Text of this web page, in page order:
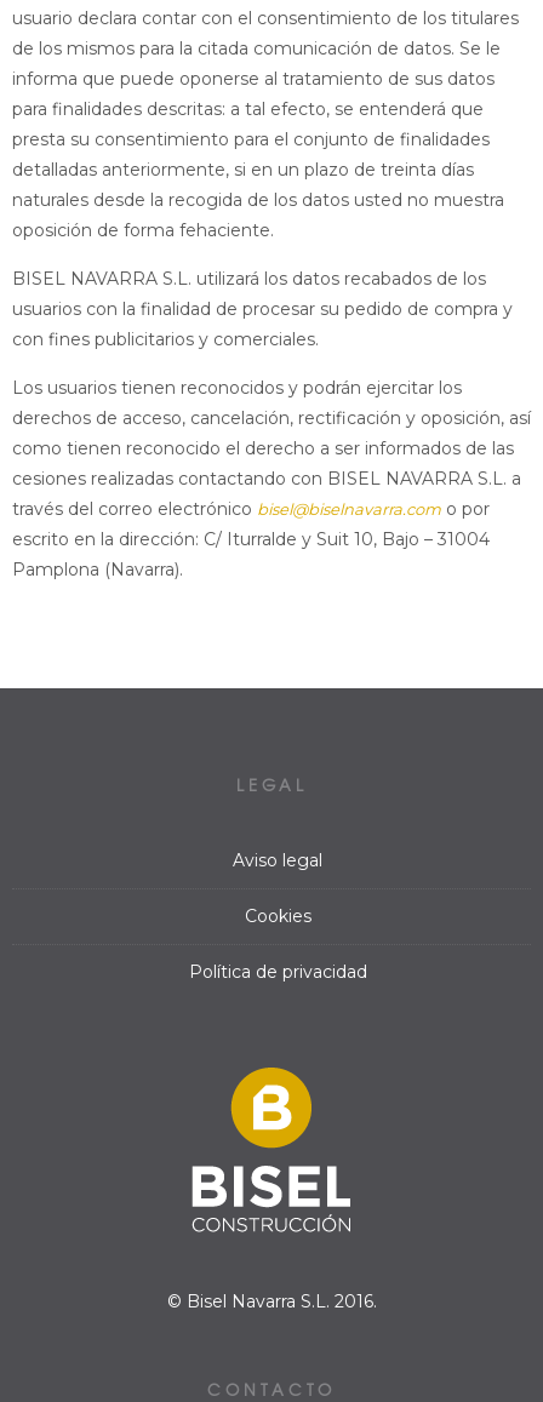
usuario declara contar con el consentimiento de los titulares
de los mismos para la citada comunicación de datos. Se le
informa que puede oponerse al tratamiento de sus datos
para finalidades descritas: a tal efecto, se entenderá que
presta su consentimiento para el conjunto de finalidades
detalladas anteriormente, si en un plazo de treinta días
naturales desde la recogida de los datos usted no muestra
oposición de forma fehaciente.
BISEL NAVARRA S.L. utilizará los datos recabados de los
usuarios con la finalidad de procesar su pedido de compra y
con fines publicitarios y comerciales.
Los usuarios tienen reconocidos y podrán ejercitar los
derechos de acceso, cancelación, rectificación y oposición, así
como tienen reconocido el derecho a ser informados de las
cesiones realizadas contactando con BISEL NAVARRA S.L. a
través del correo electrónico bisel@biselnavarra.com o por
escrito en la dirección: C/ Iturralde y Suit 10, Bajo – 31004
Pamplona (Navarra).
LEGAL
Aviso legal
Cookies
Política de privacidad
© Bisel Navarra S.L. 2016.
CONTACTO